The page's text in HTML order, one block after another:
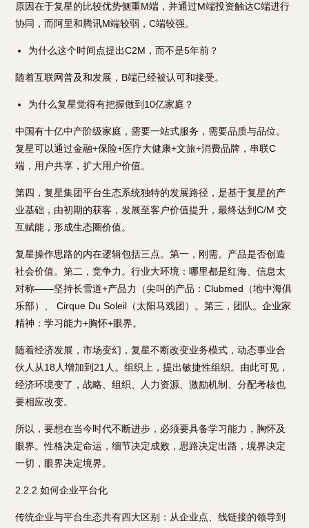
原因在于复星的比较优势侧重M端，并通过M端投资触达C端进行
协同，而阿里和腾讯M端较弱，C端较强。
为什么这个时间点提出C2M，而不是5年前？
随着互联网普及和发展，B端已经被认可和接受。
为什么复星觉得有把握做到10亿家庭？
中国有十亿中产阶级家庭，需要一站式服务，需要品质与品位。
复星可以通过金融+保险+医疗大健康+文旅+消费品牌，串联C
端，用户共享，扩大用户价值。
第四，复星集团平台生态系统独特的发展路径，是基于复星的产
业基础，由初期的获客，发展至客户价值提升，最终达到C/M 交
互赋能，形成生态圈价值。
复星操作思路的内在逻辑包括三点。第一，刚需。产品是否创造
社会价值。第二，竞争力。行业大环境：哪里都是红海、信息太
对称——坚持长雪道+产品力（尖叫的产品：Clubmed（地中海俱
乐部）、 Cirque Du Soleil（太阳马戏团）。第三，团队。企业家
精神：学习能力+胸怀+眼界。
随着经济发展，市场变幻，复星不断改变业务模式，动态事业合
伙人从18人增加到21人。组织上，提出敏捷性组织。由此可见，
经济环境变了，战略、组织、人力资源、激励机制、分配考核也
要相应改变。
所以，要想在当今时代不断进步，必须要具备学习能力，胸怀及
眼界。性格决定命运，细节决定成败，思路决定出路，境界决定
一切，眼界决定境界。
2.2.2 如何企业平台化
传统企业与平台生态共有四大区别：从企业点、线链接的领导到